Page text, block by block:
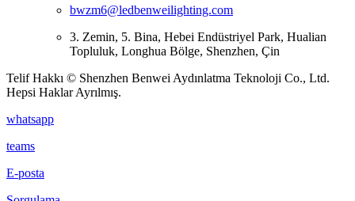
bwzm6@ledbenweilighting.com
3. Zemin, 5. Bina, Hebei Endüstriyel Park, Hualian
Topluluk, Longhua Bölge, Shenzhen, Çin
Telif Hakkı © Shenzhen Benwei Aydınlatma Teknoloji Co., Ltd.
Hepsi Haklar Ayrılmış.
whatsapp
teams
E-posta